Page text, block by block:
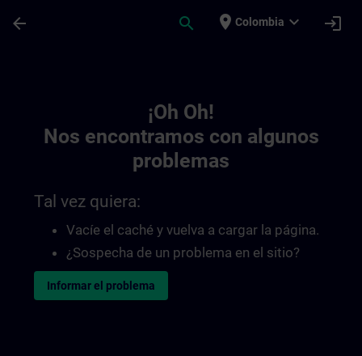
arrow_back search place Colombia expand_more login
¡Oh Oh!
Nos encontramos con algunos
problemas
Tal vez quiera:
Vacíe el caché y vuelva a cargar la página.
¿Sospecha de un problema en el sitio?
Informar el problema